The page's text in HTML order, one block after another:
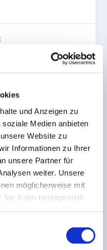
und Anzeigen zu
Medien anbieten
Website zu
Informationen zu Ihrer
unsere Partner für
weiter. Unsere
möglicherweise mit
ihnen bereitgestellt
NÄCHSTE
Köllerbacher-Transfercoup
am Deadline Day